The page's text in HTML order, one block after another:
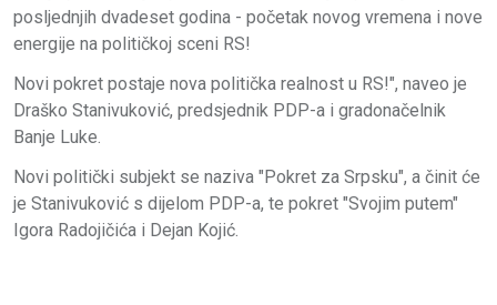
posljednjih dvadeset godina - početak novog vremena i nove
energije na političkoj sceni RS!
Novi pokret postaje nova politička realnost u RS!", naveo je
Draško Stanivuković, predsjednik PDP-a i gradonačelnik
Banje Luke.
Novi politički subjekt se naziva "Pokret za Srpsku", a činit će
je Stanivuković s dijelom PDP-a, te pokret "Svojim putem"
Igora Radojičića i Dejan Kojić.